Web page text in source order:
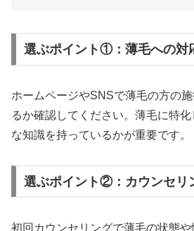
選ぶポイント①：薄毛への対
ホームページやSNSで薄毛の方の
るか確認してください。薄毛に特
な知識を持っているかが重要です。
選ぶポイント②：カウンセリ
初回カウンセリングで薄毛の状態や